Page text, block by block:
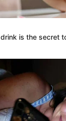
is the secret